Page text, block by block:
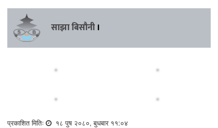
साझा बिसौनी ।
प्रकाशित मितिः १८ पुष २०८०, बुधबार ११:०४